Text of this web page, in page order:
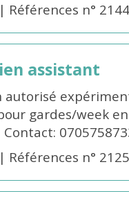
| Références n°
assistant
autorisé
gardes/week
Contact:
| Références n°